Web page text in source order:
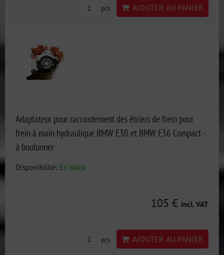
pcs AJOUTER AU PANIER
Adaptateur pour raccordement des étriers de frein pour
frein à main hydraulique BMW E30 et BMW E36 Compact -
à boulonner
Disponibilité: En stock
105 € incl. VAT
pcs AJOUTER AU PANIER